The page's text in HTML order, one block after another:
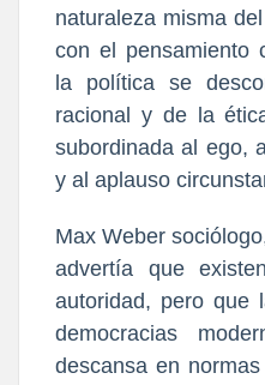
naturaleza misma
con el pensamiento
la política se
racional y de la
subordinada al ego,
y al aplauso
Max Weber
advertía que
autoridad, pero que
democracias
descansa en